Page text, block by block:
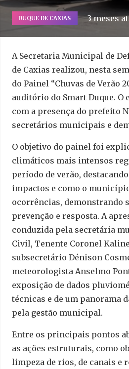
DUQUE DE CAXIAS 3 meses
A Secretaria Municipal de
de Caxias realizou, nesta
do Painel “Chuvas de Verão
auditório do Smart Duque. O
com a presença do prefeito
secretários municipais e
O objetivo do painel foi
climáticos mais intensos
período de verão,
impactos e como o
ocorrências, demonstrando
prevenção e resposta. A
conduzida pela secretária
Civil, Tenente Coronel
subsecretário Dénison
meteorologista Anselmo
exposição de dados
técnicas e de um panorama
pela gestão municipal.
Entre os principais pontos
as ações estruturais, como
limpeza de rios, de canais e